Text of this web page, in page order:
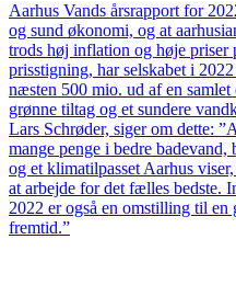
Aarhus Vands årsrapport for
og sund økonomi, og at
trods høj inflation og høje priser
prisstigning, har selskabet i
næsten 500 mio. ud af en
grønne tiltag og et sundere
Lars Schrøder, siger om dette:
mange penge i bedre
og et klimatilpasset Aarhus
at arbejde for det fælles bedste.
2022 er også en omstilling til
fremtid.”